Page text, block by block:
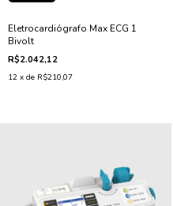
Eletrocardiógrafo Max ECG 1
Bivolt
R$2.042,12
12 x de R$210,07